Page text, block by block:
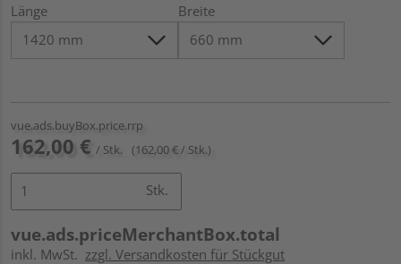
Länge Breite
vue.ads.buyBox.price.rrp
162,00 € / Stk. (162,00 € / Stk.)
Stk.
vue.ads.priceMerchantBox.total
inkl. MwSt. zzgl. Versandkosten für Stückgut